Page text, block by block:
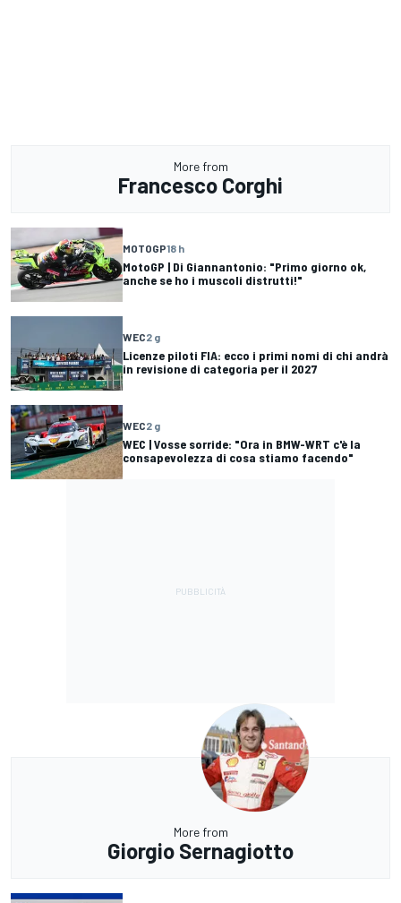
More from
Francesco Corghi
MOTOGP18 h
MotoGP | Di Giannantonio: "Primo giorno ok,
anche se ho i muscoli distrutti!"
WEC2 g
Licenze piloti FIA: ecco i primi nomi di chi andrà
in revisione di categoria per il 2027
WEC2 g
WEC | Vosse sorride: "Ora in BMW-WRT c'è la
consapevolezza di cosa stiamo facendo"
More from
Giorgio Sernagiotto